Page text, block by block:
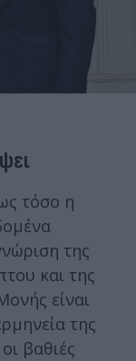
τόσο η
της
και της
είναι
της
βαθιές